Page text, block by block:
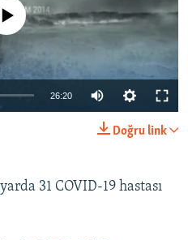
currently available
26:20
270p
404p
Doğru link
31 COVID-19 hastası